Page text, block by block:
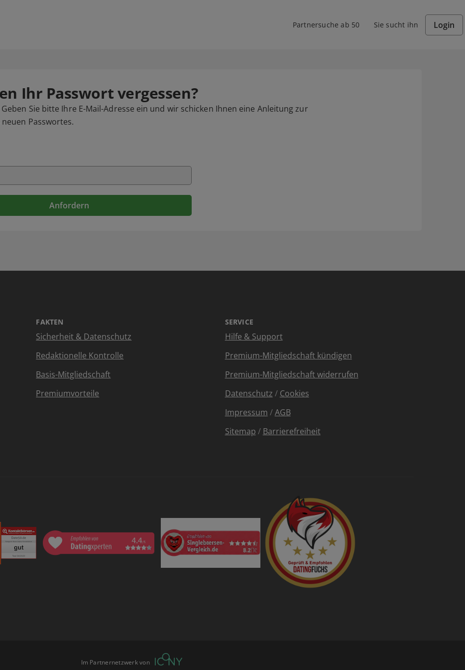
Partnersuche ab 50 Sie sucht ihn Login
Ihr Passwort vergessen?
Sie bitte Ihre E-Mail-Adresse ein und wir schicken Ihnen eine Anleitung zur
Passwortes.
Anfordern
FAKTEN
Sicherheit & Datenschutz
Redaktionelle Kontrolle
Basis-Mitgliedschaft
Premiumvorteile
SERVICE
Hilfe & Support
Premium-Mitgliedschaft kündigen
Premium-Mitgliedschaft widerrufen
Datenschutz / Cookies
Impressum /AGB
Sitemap / Barrierefreiheit
Im Partnernetzwerk von